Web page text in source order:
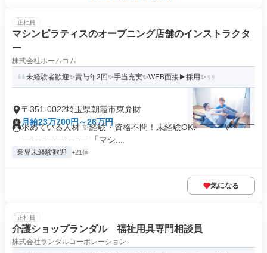
正社員
マシンピラティスのオープニング店舗のインストラクタ
ー
株式会社ホームコム
未経験者歓迎✨賞与年2回✨手当充実✨WEB面接▶採用✨
〒351-0022埼玉県朝霞市東弁財
月給23万700円～26万円
求めている人材 ✨経験・資格不問！未経験OK♪ ￣￣￣V￣￣￣
￣￣￣￣￣￣￣￣ 「マシ...
業界未経験歓迎 +21個
気になる
正社員
介護ショップランダル 福祉用具専門相談員
株式会社ランダルコーポレーション